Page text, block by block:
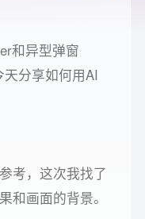
和异型弹窗
分享如何用AI
考，这次我找了
和画面的背景。